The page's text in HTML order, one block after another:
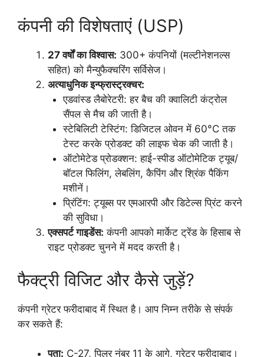
कंपनी की विशेषताएं (USP)
27 वर्षों का विश्वास: 300+ कंपनियों (मल्टीनेशनल्स
सहित) को मैन्युफैक्चरिंग सर्विसेज।
अत्याधुनिक इन्फ्रास्ट्रक्चर:
एडवांस्ड लैबोरेटरी: हर बैच की क्वालिटी कंट्रोल
सैंपल से मैच की जाती है।
स्टेबिलिटी टेस्टिंग: डिजिटल ओवन में 60°C तक
टेस्ट करके प्रोडक्ट की लाइफ चेक की जाती है।
ऑटोमेटेड प्रोडक्शन: हाई-स्पीड ऑटोमेटिक ट्यूब/
बॉटल फिलिंग, लेबलिंग, कैपिंग और श्रिंक पैकिंग
मशीनें।
प्रिंटिंग: ट्यूब्स पर एमआरपी और डिटेल्स प्रिंट करने
की सुविधा।
एक्सपर्ट गाइडेंस: कंपनी आपको मार्केट ट्रेंड के हिसाब से
राइट प्रोडक्ट चुनने में मदद करती है।
फैक्ट्री विजिट और कैसे जुड़ें?
कंपनी ग्रेटर फरीदाबाद में स्थित है। आप निम्न तरीके से संपर्क
कर सकते हैं:
पता: C-27, पिलर नंबर 11 के आगे, ग्रेटर फरीदाबाद।